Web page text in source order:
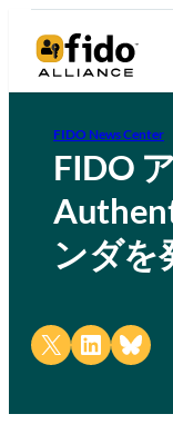
FIDO News Center
FIDO
ンダを
Share on X Share on LinkedIn
Share on